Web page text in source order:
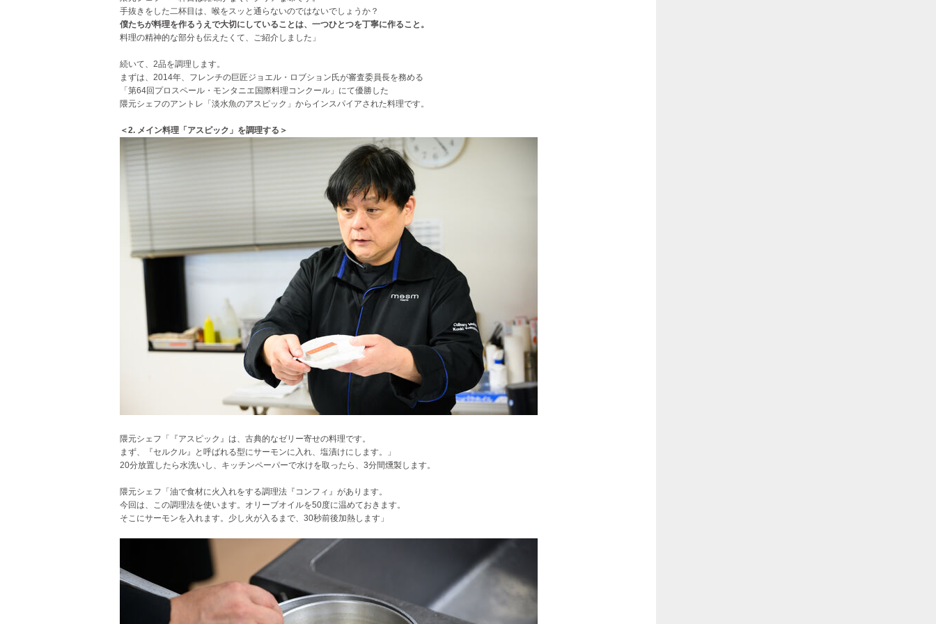
手抜きをした二杯目は、喉をスッと通らないのではないでしょうか？
僕たちが料理を作るうえで大切にしていることは、一つひとつを丁寧に作ること。
料理の精神的な部分も伝えたくて、ご紹介しました」
続いて、2品を調理します。
まずは、2014年、フレンチの巨匠ジョエル・ロブション氏が審査委員長を務める
「第64回プロスペール・モンタニエ国際料理コンクール」にて優勝した
隈元シェフのアントレ「淡水魚のアスピック」からインスパイアされた料理です。
＜2. メイン料理「アスピック」を調理する＞
隈元シェフ「『アスピック』は、古典的なゼリー寄せの料理です。
まず、『セルクル』と呼ばれる型にサーモンに入れ、塩漬けにします。」
20分放置したら水洗いし、キッチンペーパーで水けを取ったら、3分間燻製します。
隈元シェフ「油で食材に火入れをする調理法『コンフィ』があります。
今回は、この調理法を使います。オリーブオイルを50度に温めておきます。
そこにサーモンを入れます。少し火が入るまで、30秒前後加熱します」